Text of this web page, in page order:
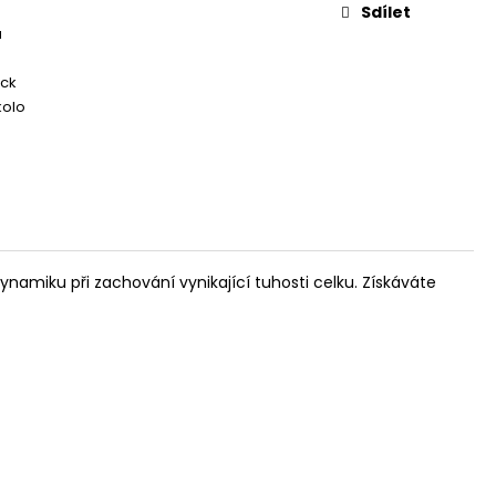
Sdílet
při zachování vynikající tuhosti celku. Získáváte
HYPOTONIC